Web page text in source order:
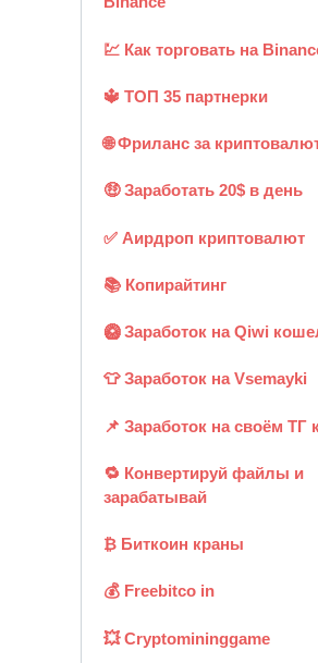
💹 Как торговать на
🔱 ТОП 35 партнерки
🌐 Фриланс за
🤑 Заработать 20$ в день
✅ Аирдроп криптовалют
📚 Копирайтинг
🥝 Заработок на Qiwi
👕 Заработок на Vsemayki
📌 Заработок на своём ТГ
🔁 Конвертируй файлы и
зарабатывай
₿ Биткоин краны
💰 Freebitco in
💥 Cryptomininggame